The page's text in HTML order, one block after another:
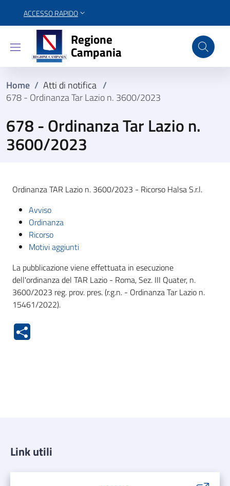
ACCESSO RAPIDO
Regione Campania
Regione
Campania
Home / Atti di notifica /
678 - Ordinanza Tar Lazio n. 3600/2023
678 - Ordinanza Tar Lazio n.
3600/2023
Ordinanza TAR Lazio n. 3600/2023 - Ricorso Halsa S.r.l.
Avviso
Ordinanza
Ricorso
Motivi aggiunti
La pubblicazione viene effettuata in esecuzione
dell'ordinanza del TAR Lazio - Roma, Sez. III Quater, n.
3600/2023 reg. prov. pres. (r.g.n. - Ordinanza Tar Lazio n.
15461/2022).
Link utili